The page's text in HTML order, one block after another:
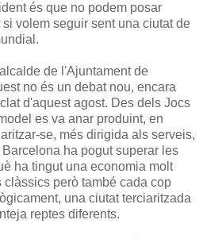
és que no podem posar
volem seguir sent una ciutat de
de l'Ajuntament de
no és un debat nou, encara
d'aquest agost. Des dels Jocs
es va anar produint, en
se, més dirigida als serveis,
ha pogut superar les
ha tingut una economia molt
però també cada cop
una ciutat terciaritzada
reptes diferents.